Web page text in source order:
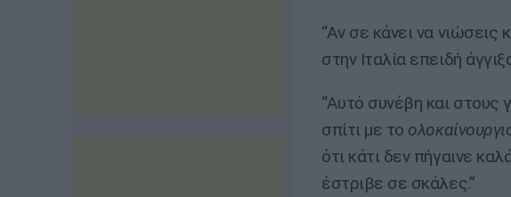
“Αν σε κάνει να
στην Ιταλία επειδή
“Αυτό συνέβη και στους
σπίτι με το
ότι κάτι δεν πήγαινε
έστριβε σε σκάλες.”